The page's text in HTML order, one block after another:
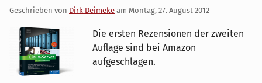
Geschrieben von Dirk Deimeke am Montag, 27. August 2012
Die ersten Rezensionen der zweiten
Auflage sind bei Amazon
aufgeschlagen.